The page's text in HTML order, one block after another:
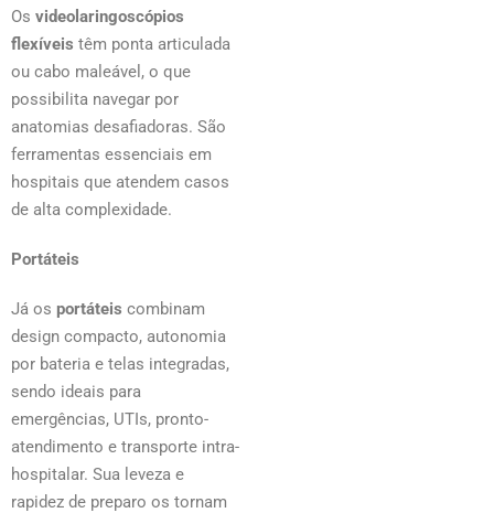
Os videolaringoscópios
flexíveis têm ponta articulada
ou cabo maleável, o que
possibilita navegar por
anatomias desafiadoras. São
ferramentas essenciais em
hospitais que atendem casos
de alta complexidade.
Portáteis
Já os portáteis combinam
design compacto, autonomia
por bateria e telas integradas,
sendo ideais para
emergências, UTIs, pronto-
atendimento e transporte intra-
hospitalar. Sua leveza e
rapidez de preparo os tornam